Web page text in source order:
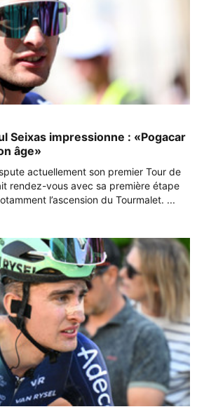
Seixas impressionne : «Pogacar
âge»
actuellement son premier Tour de
rendez-vous avec sa première étape
l’ascension du Tourmalet. ...